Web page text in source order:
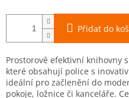
Přidat do
Prostorově efektivní knihovny
které obsahují police s
ideální pro začlenění do
pokoje, ložnice či kanceláře.